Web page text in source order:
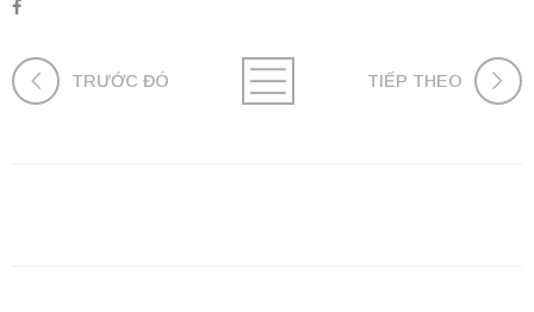
TRƯỚC ĐÓ TIẾP THEO